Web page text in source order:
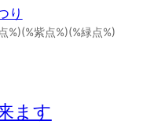
り
%)(%紫点%)(%緑点%)
ます